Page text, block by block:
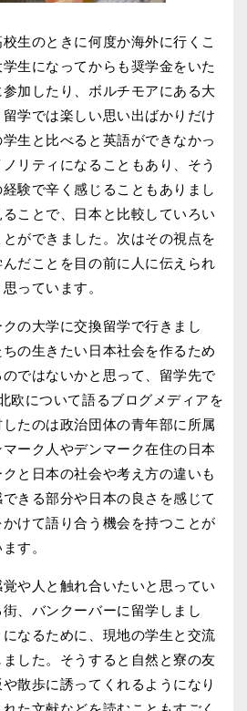
校生のときに何度か海外に行くこ
生になってからも奨学金をいた
加したり、ボルチモアにある大
学では楽しい思い出ばかりだけ
生と比べると英語ができなかっ
リティになることもあり、そう
験で辛く感じることもありまし
ことで、日本と比較していろい
ができました。次はその視点を
だことを目の前に人に伝えられ
っています。
クの大学に交換留学で行きまし
の生きたい日本社会を作るため
ではないかと思って、留学先で
欧について語るブログメディアを
たのは政治団体の青年部に所属
ーク人やデンマーク在住の日本
と日本の社会や考え方の違いも
きる部分や日本の良さを感じて
けて語り合う機会を持つことが
す。
覚や人と触れ合いたいと思ってい
、バンクーバーに留学しまし
なるために、現地の学生と交流
した。そうすると自然と寮の友
散歩に誘ってくれるようになり